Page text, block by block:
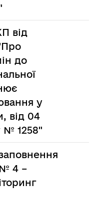
від
до
у
від 04
№ 1258"
№ 4 –